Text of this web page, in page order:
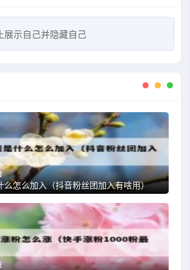
展示自己并隐藏自己
么怎么加入（抖音粉丝团加入有啥用）